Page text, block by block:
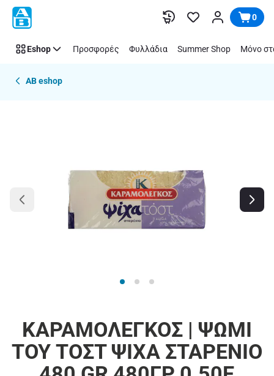
Παράλειψη 0
Eshop Προσφορές Φυλλάδια Summer Shop Μόνο
AB eshop
ΚΑΡΑΜΟΛΕΓΚΟΣ | ΨΩΜΙ
ΤΟΥ ΤΟΣΤ ΨΙΧΑ ΣΤΑΡΕΝΙΟ